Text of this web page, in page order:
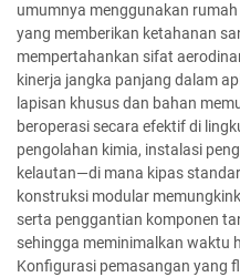
umumnya menggunakan
yang memberikan ketahanan
mempertahankan sifat
kinerja jangka panjang dalam
lapisan khusus dan bahan
beroperasi secara efektif di
pengolahan kimia, instalasi
kelautan—di mana kipas
konstruksi modular
serta penggantian komponen
sehingga meminimalkan waktu
Konfigurasi pemasangan yang